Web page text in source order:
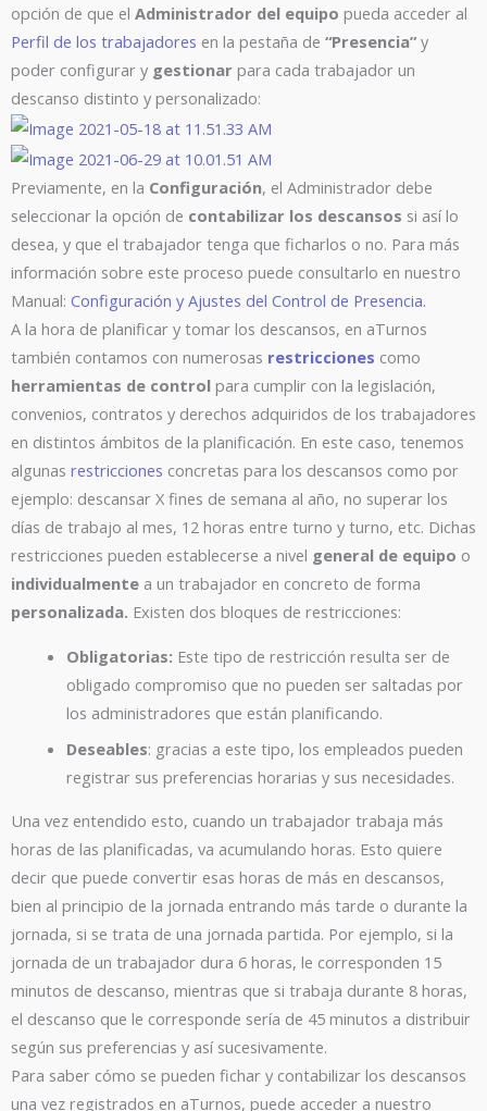
opción de que el Administrador del equipo pueda acceder al
Perfil de los trabajadores en la pestaña de “Presencia” y
poder configurar y gestionar para cada trabajador un
descanso distinto y personalizado:
Previamente, en la Configuración, el Administrador debe
seleccionar la opción de contabilizar los descansos si así lo
desea, y que el trabajador tenga que ficharlos o no. Para más
información sobre este proceso puede consultarlo en nuestro
Manual: Configuración y Ajustes del Control de Presencia.
A la hora de planificar y tomar los descansos, en aTurnos
también contamos con numerosas restricciones como
herramientas de control para cumplir con la legislación,
convenios, contratos y derechos adquiridos de los trabajadores
en distintos ámbitos de la planificación. En este caso, tenemos
algunas restricciones concretas para los descansos como por
ejemplo: descansar X fines de semana al año, no superar los
días de trabajo al mes, 12 horas entre turno y turno, etc. Dichas
restricciones pueden establecerse a nivel general de equipo o
individualmente a un trabajador en concreto de forma
personalizada. Existen dos bloques de restricciones:
Obligatorias: Este tipo de restricción resulta ser de
obligado compromiso que no pueden ser saltadas por
los administradores que están planificando.
Deseables: gracias a este tipo, los empleados pueden
registrar sus preferencias horarias y sus necesidades.
Una vez entendido esto, cuando un trabajador trabaja más
horas de las planificadas, va acumulando horas. Esto quiere
decir que puede convertir esas horas de más en descansos,
bien al principio de la jornada entrando más tarde o durante la
jornada, si se trata de una jornada partida. Por ejemplo, si la
jornada de un trabajador dura 6 horas, le corresponden 15
minutos de descanso, mientras que si trabaja durante 8 horas,
el descanso que le corresponde sería de 45 minutos a distribuir
según sus preferencias y así sucesivamente.
Para saber cómo se pueden fichar y contabilizar los descansos
una vez registrados en aTurnos, puede acceder a nuestro